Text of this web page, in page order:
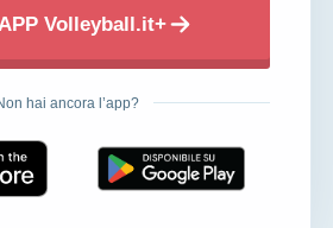
Volleyball.it+
hai ancora l’app?